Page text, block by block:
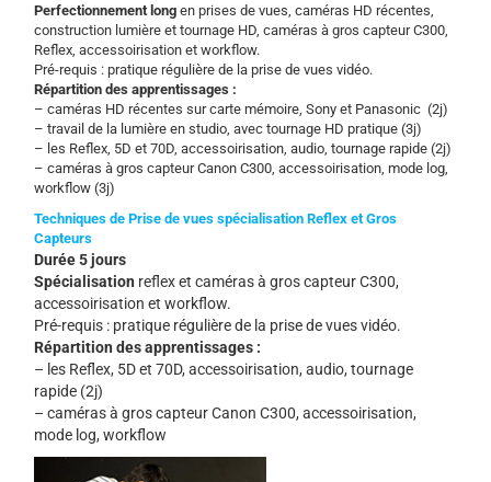
Perfectionnement long en prises de vues, caméras HD récentes,
construction lumière et tournage HD, caméras à gros capteur C300,
Reflex, accessoirisation et workflow.
Pré-requis : pratique régulière de la prise de vues vidéo.
Répartition des apprentissages :
– caméras HD récentes sur carte mémoire, Sony et Panasonic (2j)
– travail de la lumière en studio, avec tournage HD pratique (3j)
– les Reflex, 5D et 70D, accessoirisation, audio, tournage rapide (2j)
– caméras à gros capteur Canon C300, accessoirisation, mode log,
workflow (3j)
Techniques de Prise de vues spécialisation Reflex et Gros
Capteurs
Durée 5 jours
Spécialisation reflex et caméras à gros capteur C300,
accessoirisation et workflow.
Pré-requis : pratique régulière de la prise de vues vidéo.
Répartition des apprentissages :
– les Reflex, 5D et 70D, accessoirisation, audio, tournage
rapide (2j)
– caméras à gros capteur Canon C300, accessoirisation,
mode log, workflow